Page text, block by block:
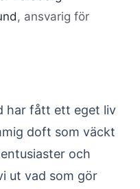
, ansvarig för
har fått ett eget liv
doft som väckt
och
ut vad som gör